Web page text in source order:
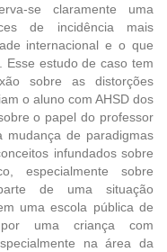
se claramente uma
de incidência mais
internacional e o que
Esse estudo de caso tem
sobre as distorções
o aluno com AHSD dos
o papel do professor
mudança de paradigmas
infundados sobre
especialmente sobre
de uma situação
uma escola pública de
por uma criança com
na área da